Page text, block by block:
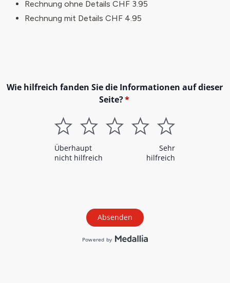
Rechnung ohne Details CHF 3.95
Rechnung mit Details CHF 4.95